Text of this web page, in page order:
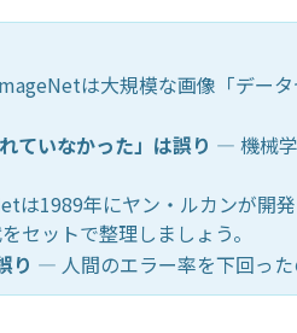
は大規模な画像「データ
ていなかった」は誤り — 機械
は1989年にヤン・ルカンが開発
セットで整理しましょう。
り — 人間のエラー率を下回った